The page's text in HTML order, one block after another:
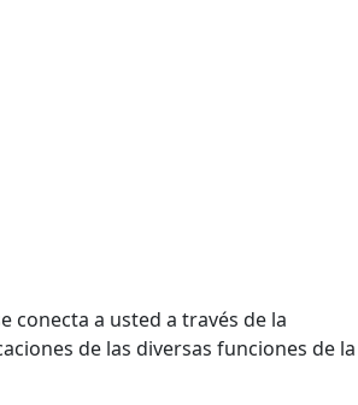
conecta a usted a través de la
de las diversas funciones de la